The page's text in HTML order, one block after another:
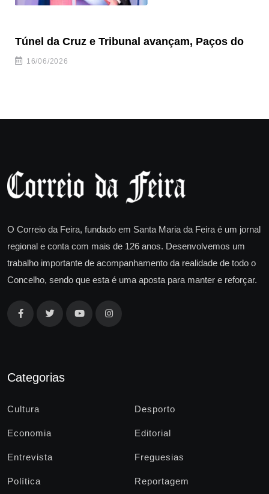
Túnel da Cruz e Tribunal avançam, Paços do
16/06/2026
O Correio da Feira, fundado em Santa Maria da Feira é um jornal
regional e conta com mais de 126 anos. Desenvolvemos um
trabalho importante de acompanhamento da realidade de todo o
Concelho, sendo que esta é uma aposta para manter e reforçar.
Categorias
Cultura Desporto
Economia Editorial
Entrevista Freguesias
Política Reportagem